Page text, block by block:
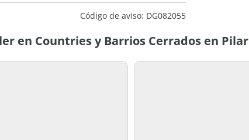
Código de aviso: DG082055
en Countries y Barrios Cerrados en Pilar